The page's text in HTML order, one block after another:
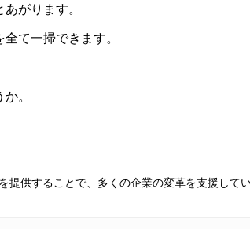
がります。
て一掃できます。
。
供することで、多くの企業の変革を支援して